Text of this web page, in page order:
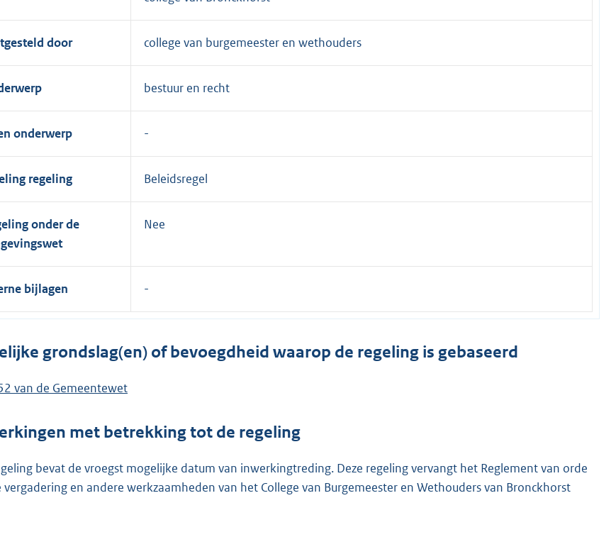
door college van burgemeester en wethouders
bestuur en recht
onderwerp
regeling Beleidsregel
onder de
Nee
bijlagen
grondslag(en) of bevoegdheid waarop de regeling is gebaseerd
van de Gemeentewet
met betrekking tot de regeling
bevat de vroegst mogelijke datum van inwerkingtreding. Deze regeling vervangt het Reglement van orde
vergadering en andere werkzaamheden van het College van Burgemeester en Wethouders van Bronckhorst